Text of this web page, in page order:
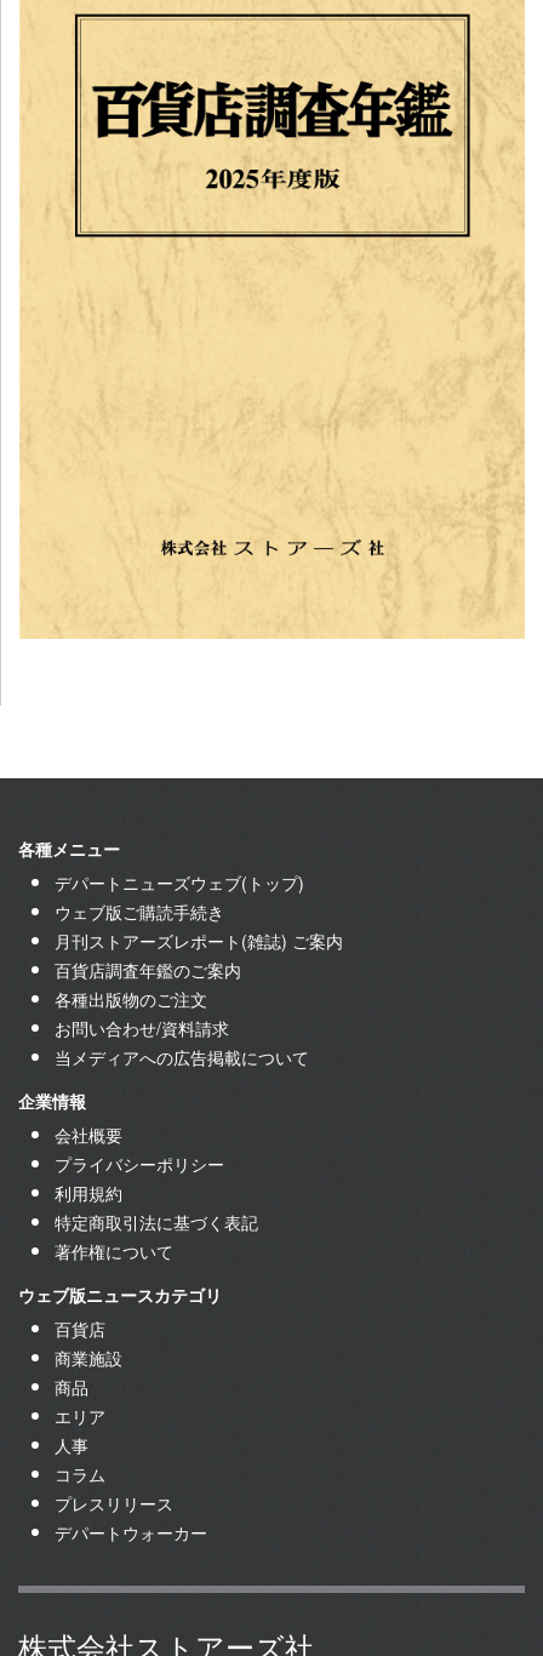
各種メニュー
デパートニューズウェブ(トップ)
ウェブ版ご購読手続き
月刊ストアーズレポート(雑誌) ご案内
百貨店調査年鑑のご案内
各種出版物のご注文
お問い合わせ/資料請求
当メディアへの広告掲載について
企業情報
会社概要
プライバシーポリシー
利用規約
特定商取引法に基づく表記
著作権について
ウェブ版ニュースカテゴリ
百貨店
商業施設
商品
エリア
人事
コラム
プレスリリース
デパートウォーカー
株式会社ストアーズ社